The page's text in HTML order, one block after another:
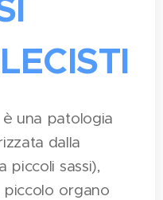
è una patologia
dalla
piccoli sassi),
piccolo organo